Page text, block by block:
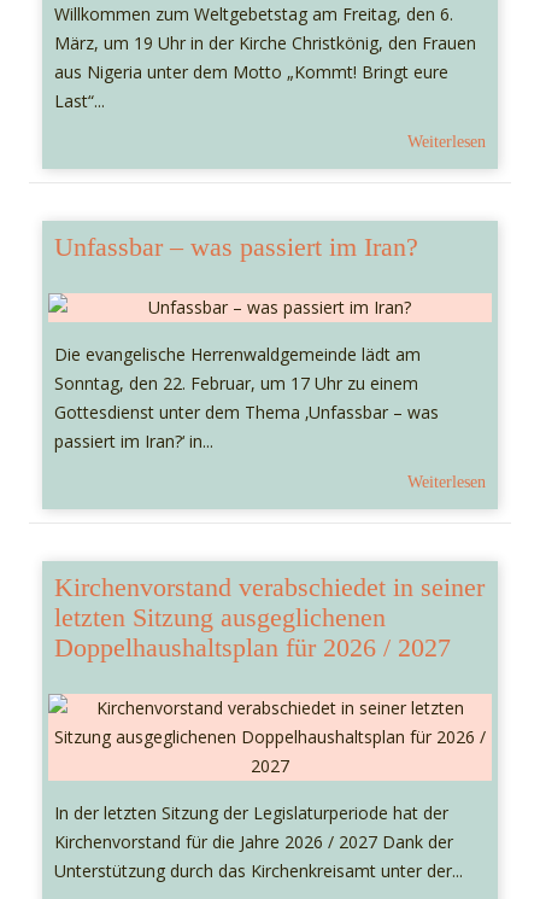
Willkommen zum Weltgebetstag am Freitag, den 6.
März, um 19 Uhr in der Kirche Christkönig, den Frauen
aus Nigeria unter dem Motto „Kommt! Bringt eure
Last“...
Weiterlesen
Unfassbar – was passiert im Iran?
Die evangelische Herrenwaldgemeinde lädt am
Sonntag, den 22. Februar, um 17 Uhr zu einem
Gottesdienst unter dem Thema ‚Unfassbar – was
passiert im Iran?‘ in...
Weiterlesen
Kirchenvorstand verabschiedet in seiner
letzten Sitzung ausgeglichenen
Doppelhaushaltsplan für 2026 / 2027
In der letzten Sitzung der Legislaturperiode hat der
Kirchenvorstand für die Jahre 2026 / 2027 Dank der
Unterstützung durch das Kirchenkreisamt unter der...